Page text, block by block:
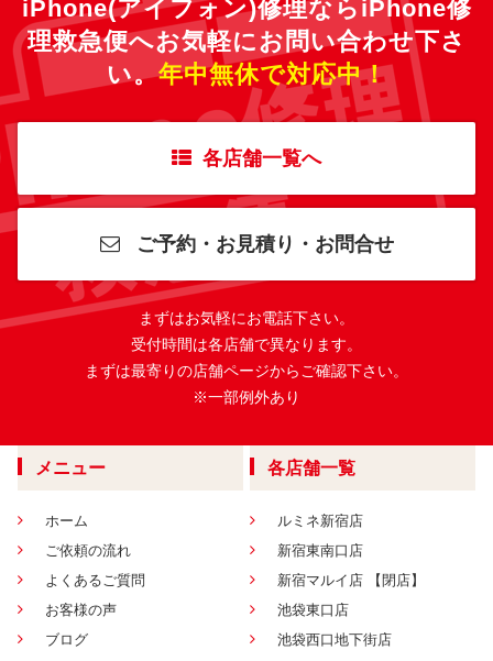
iPhone(アイフォン)修理ならiPhone修
理救急便へお気軽にお問い合わせ下さ
い。年中無休で対応中！
各店舗一覧へ
ご予約・お見積り・お問合せ
まずはお気軽にお電話下さい。
受付時間は各店舗で異なります。
まずは最寄りの店舗ページからご確認下さい。
※一部例外あり
メニュー
ホーム
ご依頼の流れ
よくあるご質問
お客様の声
ブログ
各店舗一覧
ルミネ新宿店
新宿東南口店
新宿マルイ店 【閉店】
池袋東口店
池袋西口地下街店